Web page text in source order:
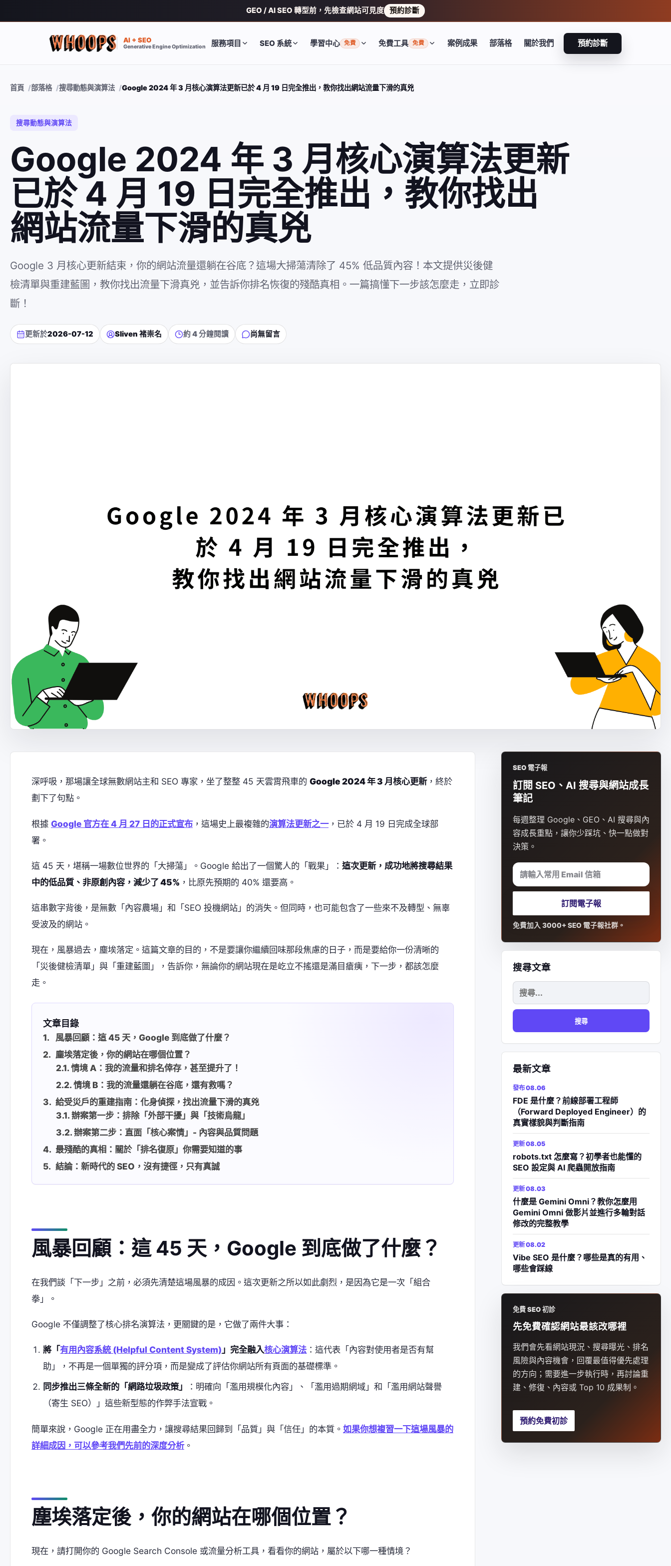
GEO / AI SEO 轉型前，先檢查網站可見度 預約診斷
AI + SEO
Generative Engine Optimization 服務項目 SEO 系統 學習中心 免費 免費工具 免費 案例成果 部落格 關於我們 預約診斷
首頁 部落格 搜尋動態與演算法 Google 2024 年 3 月核心演算法更新已於 4 月 19 日完全推出，教你找出網站流量下滑的真兇
搜尋動態與演算法
Google 2024 年 3 月核心演算法更新
已於 4 月 19 日完全推出，教你找出
網站流量下滑的真兇
Google 3 月核心更新結束，你的網站流量還躺在谷底？這場大掃蕩清除了 45% 低品質內容！本文提供災後健
檢清單與重建藍圖，教你找出流量下滑真兇，並告訴你排名恢復的殘酷真相。一篇搞懂下一步該怎麼走，立即診
斷！
更新於2026-07-12 Sliven 褚崇名 約 4 分鐘閱讀 尚無留言
深呼吸，那場讓全球無數網站主和 SEO 專家，坐了整整 45 天雲霄飛車的 Google 2024 年 3 月核心更新，終於
劃下了句點。
根據 Google 官方在 4 月 27 日的正式宣布 ，這場史上最複雜的演算法更新之一，已於 4 月 19 日完成全球部
署。
這 45 天，堪稱一場數位世界的「大掃蕩」。Google 給出了一個驚人的「戰果」： 這次更新，成功地將搜尋結果
中的低品質、非原創內容，減少了 45% ，比原先預期的 40% 還要高。
這串數字背後，是無數「內容農場」和「SEO 投機網站」的消失。但同時，也可能包含了一些來不及轉型、無辜
受波及的網站。
現在，風暴過去，塵埃落定。這篇文章的目的，不是要讓你繼續回味那段焦慮的日子，而是要給你一份清晰的
「災後健檢清單」與「重建藍圖」，告訴你，無論你的網站現在是屹立不搖還是滿目瘡痍，下一步，都該怎麼
走。
文章目錄
風暴回顧：這 45 天，Google 到底做了什麼？
塵埃落定後，你的網站在哪個位置？
情境 A：我的流量和排名倖存，甚至提升了！
情境 B：我的流量還躺在谷底，還有救嗎？
給受災戶的重建指南：化身偵探，找出流量下滑的真兇
辦案第一步：排除「外部干擾」與「技術烏龍」
辦案第二步：直面「核心案情」- 內容與品質問題
最殘酷的真相：關於「排名復原」你需要知道的事
結論：新時代的 SEO，沒有捷徑，只有真誠
風暴回顧：這 45 天，Google 到底做了什麼？
在我們談「下一步」之前，必須先清楚這場風暴的成因。這次更新之所以如此劇烈，是因為它是一次「組合
拳」。
Google 不僅調整了核心排名演算法，更關鍵的是，它做了兩件大事：
將「有用內容系統 (Helpful Content System) 」完全融入核心演算法 ：這代表「內容對使用者是否有幫
助」，不再是一個單獨的評分項，而是變成了評估你網站所有頁面的基礎標準。
同步推出三條全新的「網路垃圾政策」
：明確向「濫用規模化內容」、「濫用過期網域」和「濫用網站聲譽
（寄生 SEO）」這些新型態的作弊手法宣戰。
簡單來說，Google 正在用盡全力，讓搜尋結果回歸到「品質」與「信任」的本質。 如果你想複習一下這場風暴的
詳細成因，可以參考我們先前的深度分析。
塵埃落定後，你的網站在哪個位置？
現在，請打開你的 Google Search Console 或流量分析工具，看看你的網站，屬於以下哪一種情境？
SEO 電子報
訂閱 SEO、AI 搜尋與網站成長
筆記
每週整理 Google、GEO、AI 搜尋與內
容成長重點，讓你少踩坑、快一點做對
決策。
請輸入常用 Email 信箱
訂閱電子報
免費加入 3000+ SEO 電子報社群。
搜尋文章
尋
關
鍵
字:
最新文章
發布 08.06
FDE 是什麼？前線部署工程師
（Forward Deployed Engineer）的
真實樣貌與判斷指南
更新 08.05
robots.txt 怎麼寫？初學者也能懂的
SEO 設定與 AI 爬蟲開放指南
更新 08.03
什麼是 Gemini Omni？教你怎麼用
Gemini Omni 做影片並進行多輪對話
修改的完整教學
更新 08.02
Vibe SEO 是什麼？哪些是真的有用、
哪些會踩線
免費 SEO 初診
先免費確認網站最該改哪裡
我們會先看網站現況、搜尋曝光、排名
風險與內容機會，回覆最值得優先處理
的方向；需要進一步執行時，再討論重
建、修復、內容或 Top 10 成果制。
預約免費初診